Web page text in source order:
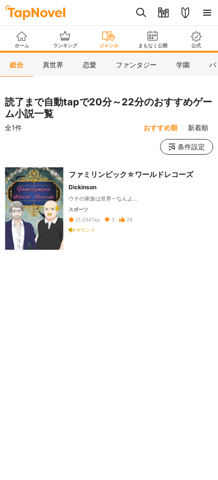
ホーム ランキング ジャンル まもなく公開 公式
総合 異世界 恋愛 ファンタジー 学園 バ
読了まで自動tapで20分～22分のおすすめゲー
ム小説一覧
全1件 おすすめ順 新着順
条件設定
ファミリンピック☆ワールドレコーズ
Dickinson
ウチの家族は世界一なんよ…
スポーツ
21,034Tap 3
29
サウンド